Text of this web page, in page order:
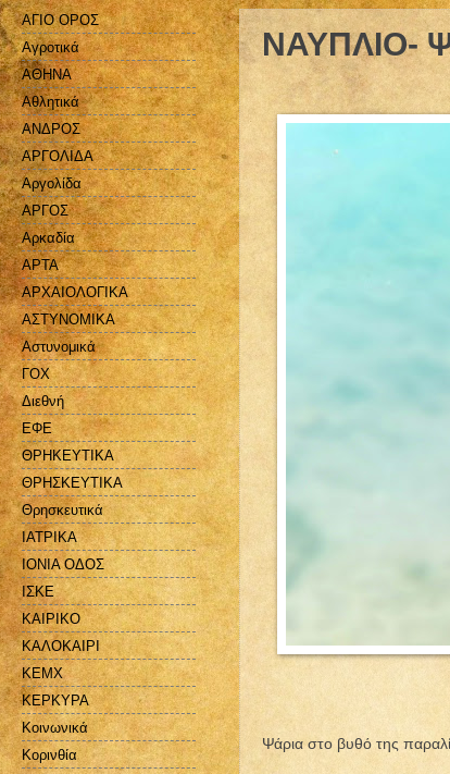
ΝΑΥΠΛΙΟ-
Ψάρια στο βυθό της
ΑΓΙΟ ΟΡΟΣ
Αγροτικά
ΑΘΗΝΑ
Αθλητικά
ΑΝΔΡΟΣ
ΑΡΓΟΛΙΔΑ
Αργολίδα
ΑΡΓΟΣ
Αρκαδία
ΑΡΤΑ
ΑΡΧΑΙΟΛΟΓΙΚΑ
ΑΣΤΥΝΟΜΙΚΑ
Αστυνομικά
ΓΟΧ
Διεθνή
ΕΦΕ
ΘΡΗΚΕΥΤΙΚΑ
ΘΡΗΣΚΕΥΤΙΚΑ
Θρησκευτικά
ΙΑΤΡΙΚΑ
ΙΟΝΙΑ ΟΔΟΣ
ΙΣΚΕ
ΚΑΙΡΙΚΟ
ΚΑΛΟΚΑΙΡΙ
ΚΕΜΧ
ΚΕΡΚΥΡΑ
Κοινωνικά
Κορινθία